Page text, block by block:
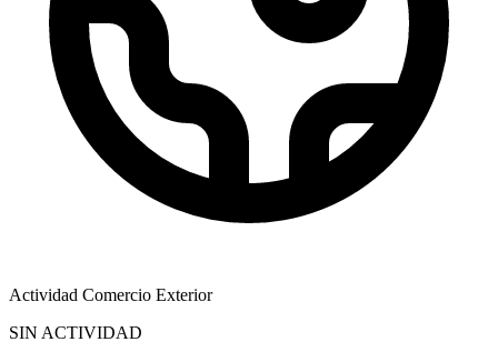
Actividad Comercio Exterior
SIN ACTIVIDAD